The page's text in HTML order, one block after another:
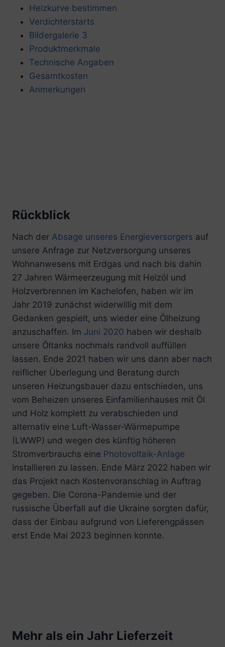
Heizkurve bestimmen
Verdichterstarts
Bildergalerie 3
Produktmerkmale
Technische Angaben
Gesamtkosten
Anmerkungen
Rückblick
Nach der Absage unseres Energieversorgers auf
unsere Anfrage zur Netzversorgung unseres
Wohnanwesens mit Erdgas und nach bis dahin
27 Jahren Wärmeerzeugung mit Heizöl und
Holzverbrennen im Kachelofen, haben wir im
Jahr 2019 zunächst widerwillig mit dem
Gedanken gespielt, uns wieder eine Ölheizung
anzuschaffen. Im Juni 2020 haben wir deshalb
unsere Öltanks nochmals randvoll auffüllen
lassen. Ende 2021 haben wir uns dann aber nach
reiflicher Überlegung und Beratung durch
unseren Heizungsbauer dazu entschieden, uns
vom Beheizen unseres Einfamilienhauses mit Öl
und Holz komplett zu verabschieden und
alternativ eine Luft-Wasser-Wärmepumpe
(LWWP) und wegen des künftig höheren
Stromverbrauchs eine Photovoltaik-Anlage
installieren zu lassen. Ende März 2022 haben wir
das Projekt nach Kostenvoranschlag in Auftrag
gegeben. Die Corona-Pandemie und der
russische Überfall auf die Ukraine sorgten dafür,
dass der Einbau aufgrund von Lieferengpässen
erst Ende Mai 2023 beginnen konnte.
Mehr als ein Jahr Lieferzeit